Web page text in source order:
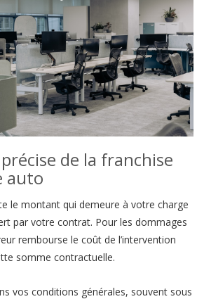
de la franchise
auto
le montant qui demeure à votre charge
par votre contrat. Pour les dommages
rembourse le coût de l’intervention
somme contractuelle.
vos conditions générales, souvent sous